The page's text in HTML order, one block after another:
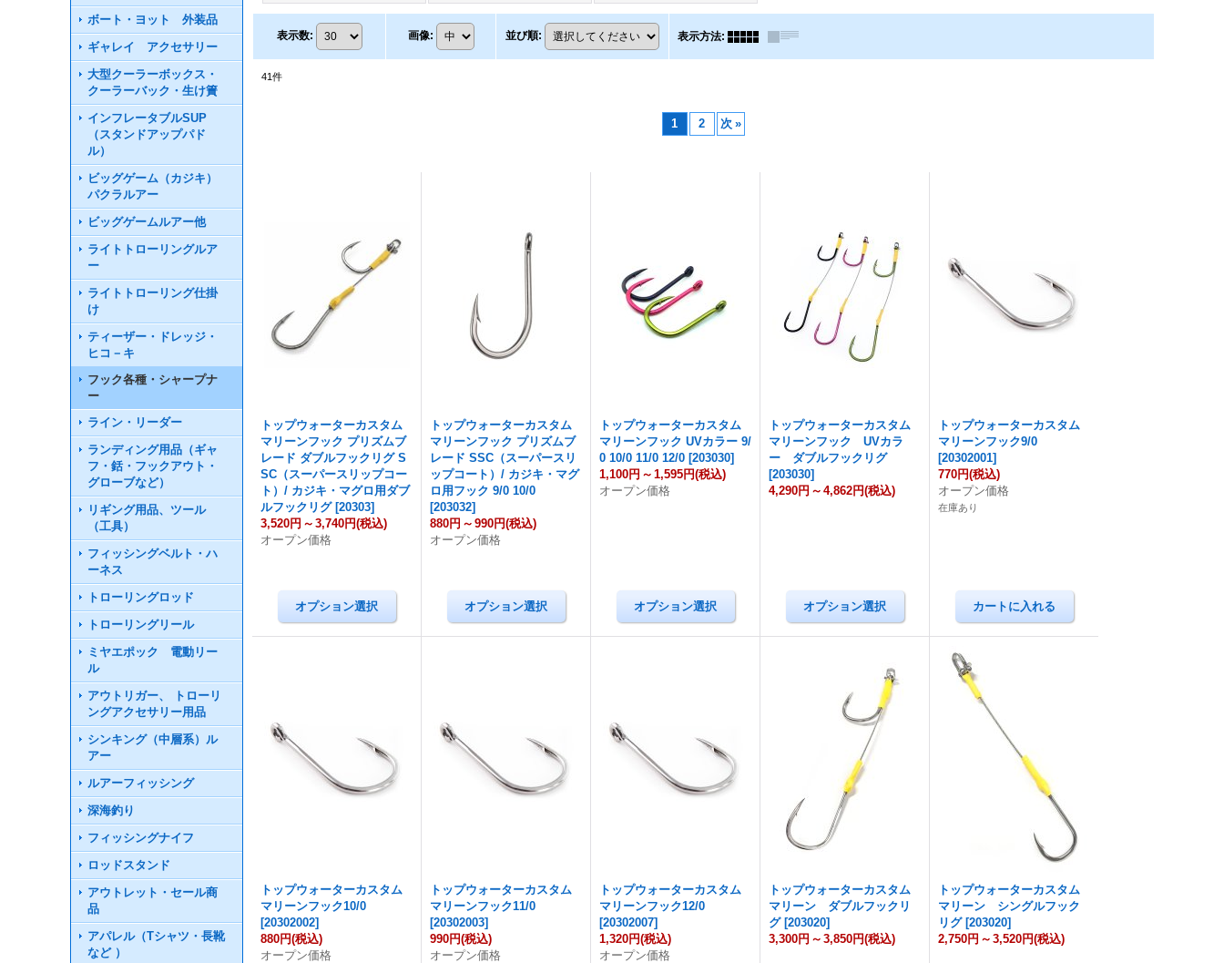
ボート・ヨット 外装品
ギャレイ アクセサリー
大型クーラーボックス・
クーラーバック・生け簀
インフレータブルSUP
（スタンドアップパド
ル）
ビッグゲーム（カジキ）
パクラルアー
ビッグゲームルアー他
ライトトローリングルア
ー
ライトトローリング仕掛
け
ティーザー・ドレッジ・
ヒコ－キ
フック各種・シャープナ
ー
ライン・リーダー
ランディング用品（ギャ
フ・銛・フックアウト・
グローブなど）
リギング用品、ツール
（工具）
フィッシングベルト・ハ
ーネス
トローリングロッド
トローリングリール
ミヤエポック 電動リー
ル
アウトリガー、 トローリ
ングアクセサリー用品
シンキング（中層系）ル
アー
ルアーフィッシング
深海釣り
フィッシングナイフ
ロッドスタンド
アウトレット・セール商
品
アパレル（Tシャツ・長靴
など ）
表示数: 画像: 並び順: 表示方法:
41件
1 2 次 »
トップウォーターカスタム
マリーンフック プリズムブ
レード ダブルフックリグ S
SC（スーパースリップコー
ト）/ カジキ・マグロ用ダブ
ルフックリグ [20303]
3,520円 ～ 3,740円(税込)
オープン価格
トップウォーターカスタム
マリーンフック プリズムブ
レード SSC（スーパースリ
ップコート）/ カジキ・マグ
ロ用フック 9/0 10/0
[203032]
880円 ～ 990円(税込)
オープン価格
トップウォーターカスタム
マリーンフック UVカラー 9/
0 10/0 11/0 12/0 [203030]
1,100円 ～ 1,595円(税込)
オープン価格
トップウォーターカスタム
マリーンフック UVカラ
ー ダブルフックリグ
[203030]
4,290円 ～ 4,862円(税込)
トップウォーターカスタム
マリーンフック9/0
[20302001]
770円(税込)
オープン価格
在庫あり
トップウォーターカスタム
マリーンフック10/0
[20302002]
880円(税込)
オープン価格
トップウォーターカスタム
マリーンフック11/0
[20302003]
990円(税込)
オープン価格
トップウォーターカスタム
マリーンフック12/0
[20302007]
1,320円(税込)
オープン価格
トップウォーターカスタム
マリーン ダブルフックリ
グ [203020]
3,300円 ～ 3,850円(税込)
トップウォーターカスタム
マリーン シングルフック
リグ [203020]
2,750円 ～ 3,520円(税込)